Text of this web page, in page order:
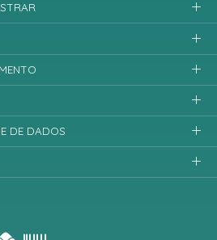
DE DADOS